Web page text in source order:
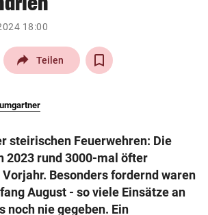
arrow_right
18:00
Teilen
steirischen Feuerwehren: Die
2023 rund 3000-mal öfter
Besonders fordernd waren
August - so viele Einsätze an
noch nie gegeben. Ein